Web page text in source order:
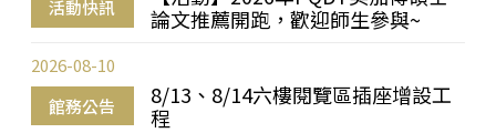
活動快訊
論文推薦開跑，歡迎師生參與~
館務公告
8/13、8/14六樓閱覽區插座增設工
程
2026-08-10